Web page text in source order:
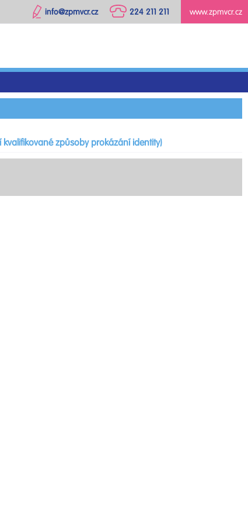
www.zpmvcr.cz
224 211 211
info@zpmvcr.cz
způsoby prokázání identity)